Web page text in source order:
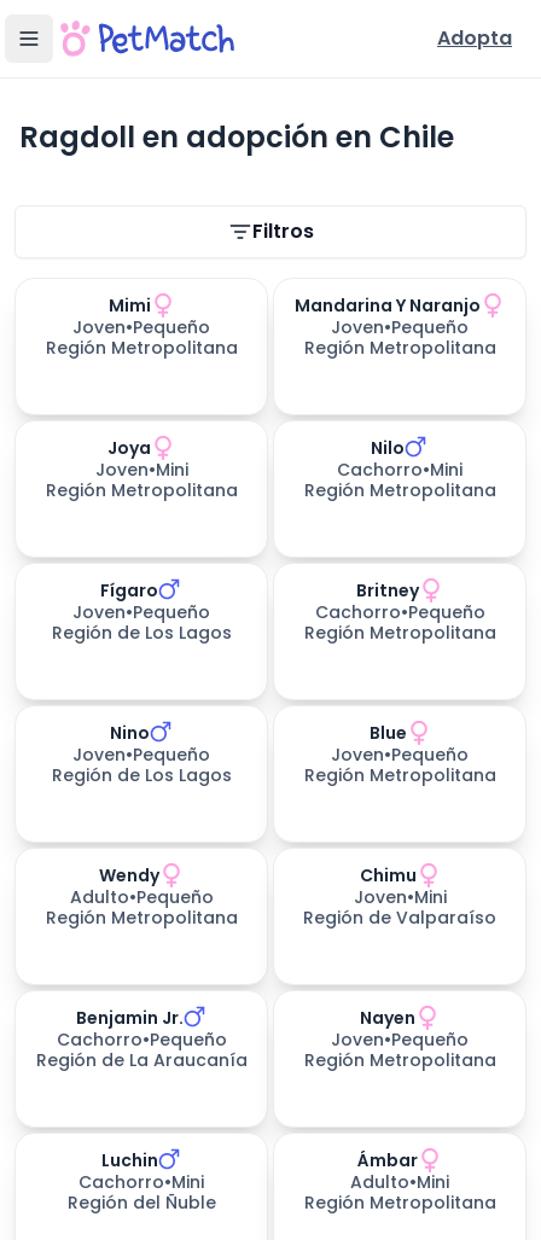
Adopta
Ragdoll en adopción en Chile
Filtros
Mimi
Joven•Pequeño
Región Metropolitana
Mandarina Y Naranjo
Joven•Pequeño
Región Metropolitana
Joya
Joven•Mini
Región Metropolitana
Nilo
Cachorro•Mini
Región Metropolitana
Fígaro
Joven•Pequeño
Región de Los Lagos
Britney
Cachorro•Pequeño
Región Metropolitana
Nino
Joven•Pequeño
Región de Los Lagos
Blue
Joven•Pequeño
Región Metropolitana
Wendy
Adulto•Pequeño
Región Metropolitana
Chimu
Joven•Mini
Región de Valparaíso
Benjamin Jr.
Cachorro•Pequeño
Región de La Araucanía
Nayen
Joven•Pequeño
Región Metropolitana
días esperando
Luchin
Cachorro•Mini
Región del Ñuble
Ámbar
Adulto•Mini
Región Metropolitana